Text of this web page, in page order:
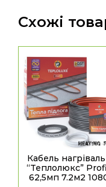
Схожі
Кабель
“Теплолюкс”
62,5мп 7.2м2